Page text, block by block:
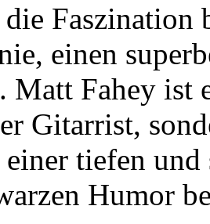
Faszination
einen
Matt Fahey
Gitarrist,
tiefen
Humor